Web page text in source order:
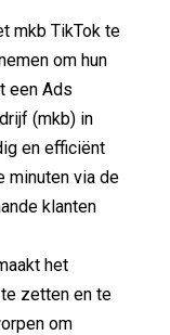
mkb TikTok te
om hun
een Ads
(mkb) in
en efficiënt
minuten via de
klanten
het
zetten en te
om